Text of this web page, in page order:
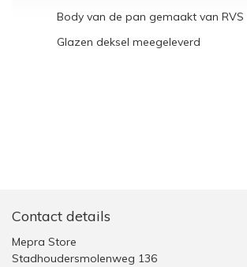
Body van de pan gemaakt van RVS
Glazen deksel meegeleverd
Contact details
Mepra Store
Stadhoudersmolenweg 136